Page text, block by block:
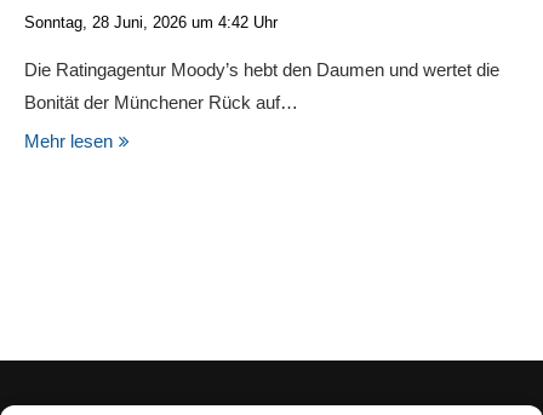
Sonntag, 28 Juni, 2026 um 4:42 Uhr
Die Ratingagentur Moody’s hebt den Daumen und wertet die
Bonität der Münchener Rück auf…
Mehr lesen